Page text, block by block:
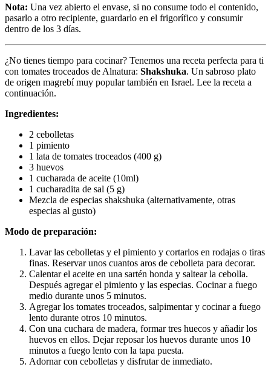
Nota: Una vez abierto el envase, si no consume todo el contenido,
pasarlo a otro recipiente, guardarlo en el frigorífico y consumir
dentro de los 3 días.
¿No tienes tiempo para cocinar? Tenemos una receta perfecta para ti
con tomates troceados de Alnatura: Shakshuka. Un sabroso plato
de origen magrebí muy popular también en Israel. Lee la receta a
continuación.
Ingredientes:
2 cebolletas
1 pimiento
1 lata de tomates troceados (400 g)
3 huevos
1 cucharada de aceite (10ml)
1 cucharadita de sal (5 g)
Mezcla de especias shakshuka (alternativamente, otras
especias al gusto)
Modo de preparación:
Lavar las cebolletas y el pimiento y cortarlos en rodajas o tiras
finas. Reservar unos cuantos aros de cebolleta para decorar.
Calentar el aceite en una sartén honda y saltear la cebolla.
Después agregar el pimiento y las especias. Cocinar a fuego
medio durante unos 5 minutos.
Agregar los tomates troceados, salpimentar y cocinar a fuego
lento durante otros 10 minutos.
Con una cuchara de madera, formar tres huecos y añadir los
huevos en ellos. Dejar reposar los huevos durante unos 10
minutos a fuego lento con la tapa puesta.
Adornar con cebolletas y disfrutar de inmediato.